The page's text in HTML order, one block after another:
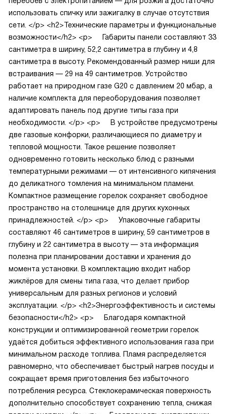
использовать спичку или зажигалку в случае отсутствия
сети. </p> <h2>Технические параметры и функциональные
возможности</h2> <p> Габариты панели составляют 33
сантиметра в ширину, 52,2 сантиметра в глубину и 4,8
сантиметра в высоту. Рекомендованный размер ниши для
встраивания — 29 на 49 сантиметров. Устройство
работает на природном газе G20 с давлением 20 мбар, а
наличие комплекта для переоборудования позволяет
адаптировать панель под другие типы газа при
необходимости. </p> <p> В устройстве предусмотрены
две газовые конфорки, различающиеся по диаметру и
тепловой мощности. Такое решение позволяет
одновременно готовить несколько блюд с разными
температурными режимами — от интенсивного кипячения
до деликатного томления на минимальном пламени.
Компактное размещение горелок сохраняет свободное
пространство на столешнице для других кухонных
принадлежностей. </p> <p> Упаковочные габариты
составляют 46 сантиметров в ширину, 59 сантиметров в
глубину и 22 сантиметра в высоту — эта информация
полезна при планировании доставки и хранения до
момента установки. В комплектацию входит набор
жиклёров для смены типа газа, что делает прибор
универсальным для разных регионов и условий
эксплуатации. </p> <h2>Энергоэффективность и системы
безопасности</h2> <p> Благодаря компактной
конструкции и оптимизированной геометрии горелок
удаётся добиться эффективного использования газа при
минимальном расходе топлива. Пламя распределяется
равномерно, что обеспечивает быстрый нагрев посуды и
сокращает время приготовления без избыточного
потребления ресурса. Стеклокерамическая поверхность
дополнительно способствует сохранению тепла, снижая